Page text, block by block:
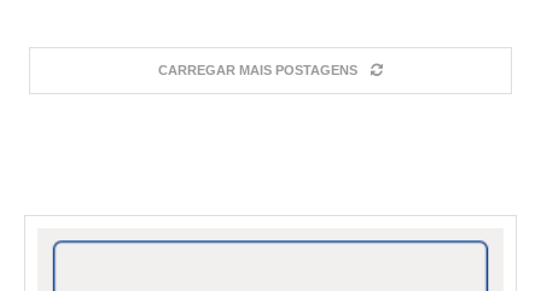
CARREGAR MAIS POSTAGENS